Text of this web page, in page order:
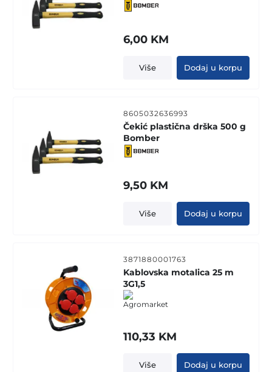
6,00 KM
Više Dodaj u korpu
8605032636993
Čekić plastična drška 500 g
Bomber
9,50 KM
Više Dodaj u korpu
3871880001763
Kablovska motalica 25 m
3G1,5
110,33 KM
Više Dodaj u korpu